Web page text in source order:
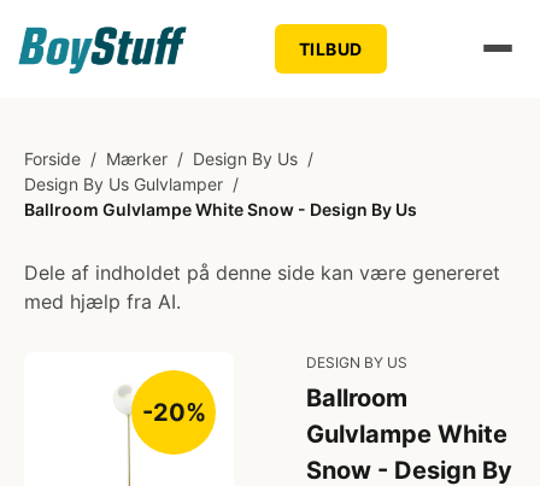
TILBUD
Forside / Mærker / Design By Us /
Design By Us Gulvlamper /
Ballroom Gulvlampe White Snow - Design By Us
Dele af indholdet på denne side kan være genereret
med hjælp fra AI.
-20%
DESIGN BY US
Ballroom
Gulvlampe White
Snow - Design By